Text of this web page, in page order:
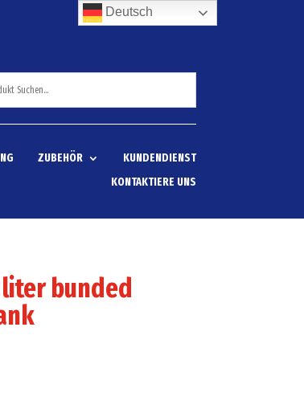
ZUBEHÖR
KUNDENDIENST
KONTAKTIERE UNS
bunded
Deutsch